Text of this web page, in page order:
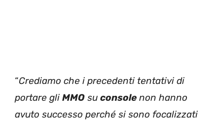
“Crediamo che i precedenti tentativi di
portare gli MMO su console non hanno
avuto successo perché si sono focalizzati